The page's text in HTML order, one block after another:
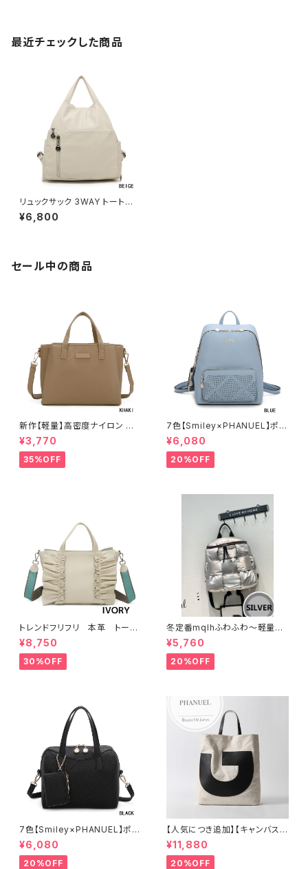
最近チェックした商品
リュックサック 3WAY トート肩
がけ レディースリュック カジュ
アル おしゃれ 軽量 A7302-2
¥6,800
セール中の商品
新作【軽量】高密度ナイロン 撥
水加工 三層式 トート 肩がけ シ
ョルダー 2WAY 出勤 A6206-2
¥3,770
35%OFF
7色【Smiley×PHANUEL】ポー
チ付 リュックサック リュックレデ
ィース カジュアル おしゃれ 通学
旅行 A8937-1
¥6,080
20%OFF
トレンドフリフリ 本革 トート
バッグ キャンバスショルダー
コラボー
¥8,750
30%OFF
冬定番mqlhふわふわ～軽量＆
撥水ナイロン ダウンバッグ 2wa
y リュック 60319-082
¥5,760
20%OFF
7色【Smiley×PHANUEL】ポー
チ付き、ボストンハンドバッグ シ
ョルダーバッグ 2WAY A8937-
3
¥6,080
20%OFF
【人気につき追加】【キャンバス×
牛革】A4 2way 肩がけ ショル
ダー 縦長トートバッグ レディー
ス 888389
¥11,880
20%OFF